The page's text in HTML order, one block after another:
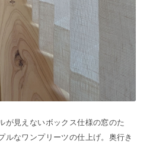
が見えないボックス仕様の窓のた
ルなワンプリーツの仕上げ。奥行き